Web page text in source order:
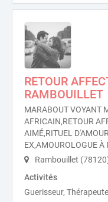
RETOUR
RAMBOUILLET
MARABOUT VOYANT
AFRICAIN,RETOUR
AIMÉ,RITUEL
EX,AMOUROLOGUE
Rambouillet
Activités
Guerisseur,